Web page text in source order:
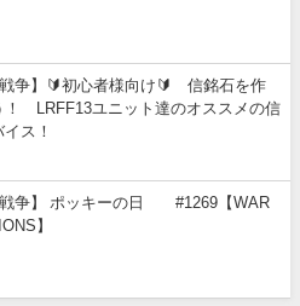
戦争】🔰初心者様向け🔰 信銘石を作
！ LRFF13ユニット達のオススメの信
ス！
戦争】 ポッキーの日 #1269【WAR
】